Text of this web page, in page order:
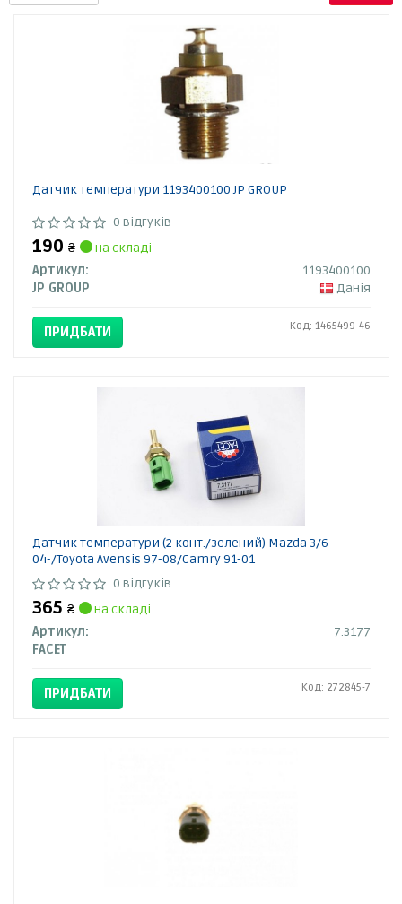
Датчик температури 1193400100 JP GROUP
0 відгуків
190 ₴
на складі
Артикул:
1193400100
JP GROUP
Данія
ПРИДБАТИ Код: 1465499-46
Датчик температури (2 конт./зелений) Mazda 3/6
04-/Toyota Avensis 97-08/Camry 91-01
0 відгуків
365 ₴
на складі
Артикул:
7.3177
FACET
ПРИДБАТИ Код: 272845-7